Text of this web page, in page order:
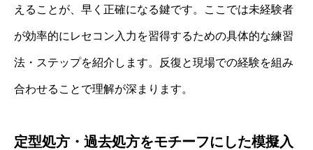
えることが、早く正確になる鍵です。ここでは未経験者
が効率的にレセコン入力を習得するための具体的な練習
法・ステップを紹介します。反復と現場での経験を組み
合わせることで理解が深まります。
定型処方・過去処方をモチーフにした模擬入